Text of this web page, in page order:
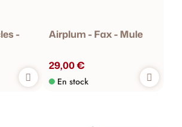
- Airplum - Fax - Mule
29,00 €
En stock